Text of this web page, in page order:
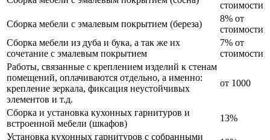
стоимости
Сборка мебели с эмалевым покрытием (береза)
8% от
стоимости
Сборка мебели из дуба и бука, а так же их
сочетание с эмалевым покрытием
7% от
стоимости
Работы, связанные с креплением изделий к стенам
помещений, оплачиваются отдельно, а именно:
крепление зеркала, фиксация неустойчивых
элементов и т.д.
от 1000
Сборка и установка кухонных гарнитуров и
встроенной мебели (шкафов)
13%
Установка кухонных гарнитуров с собранными